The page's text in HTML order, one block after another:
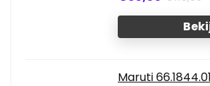
Maruti